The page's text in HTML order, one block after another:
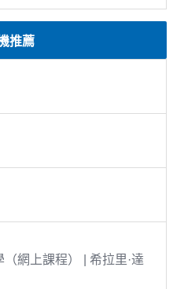
推薦
網上課程） | 希拉里·達